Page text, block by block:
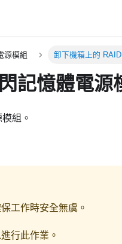
源模組 卸下機箱上的
記憶體電源
組。
保工作時安全無虞。
行此作業。